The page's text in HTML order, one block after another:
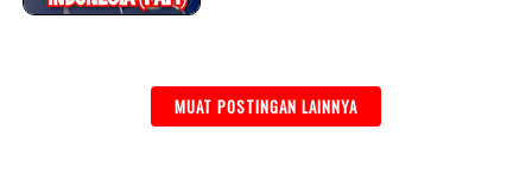
MUAT POSTINGAN LAINNYA